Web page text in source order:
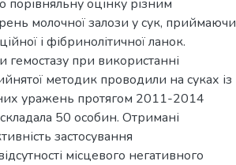
оцінку різним
молочної залози у сук, приймаючи
і фібринолітичної ланок.
гемостазу при використанні
методик проводили на суках із
уражень протягом 2011-2014
50 особин. Отримані
застосування
місцевого негативного